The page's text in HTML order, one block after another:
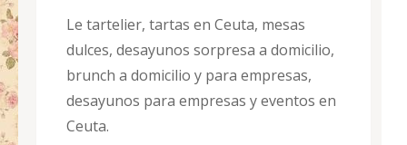
Le tartelier, tartas en Ceuta, mesas
dulces, desayunos sorpresa a domicilio,
brunch a domicilio y para empresas,
desayunos para empresas y eventos en
Ceuta.